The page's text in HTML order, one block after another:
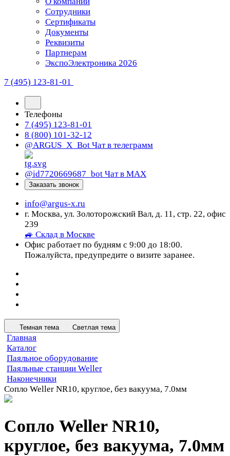
Сотрудники
Сертификаты
Документы
Реквизиты
Партнерам
ЭкспоЭлектроника 2026
7 (495) 123-81-01
Телефоны
7 (495) 123-81-01
8 (800) 101-32-12
@ARGUS_X_Bot Чат в телеграмм
@id7720669687_bot Чат в МАХ
Заказать звонок
info@argus-x.ru
г. Москва, ул. Золоторожский Вал, д. 11, стр. 22, офис
239
🚙 Склад в Москве
Офис работает по будням с 9:00 до 18:00.
Пожалуйста, предупредите о визите заранее.
Темная тема Светлая тема
Главная
Каталог
Паяльное оборудование
Паяльные станции Weller
Наконечники
Сопло Weller NR10, круглое, без вакуума, 7.0мм
Сопло Weller NR10,
круглое, без вакуума, 7.0мм